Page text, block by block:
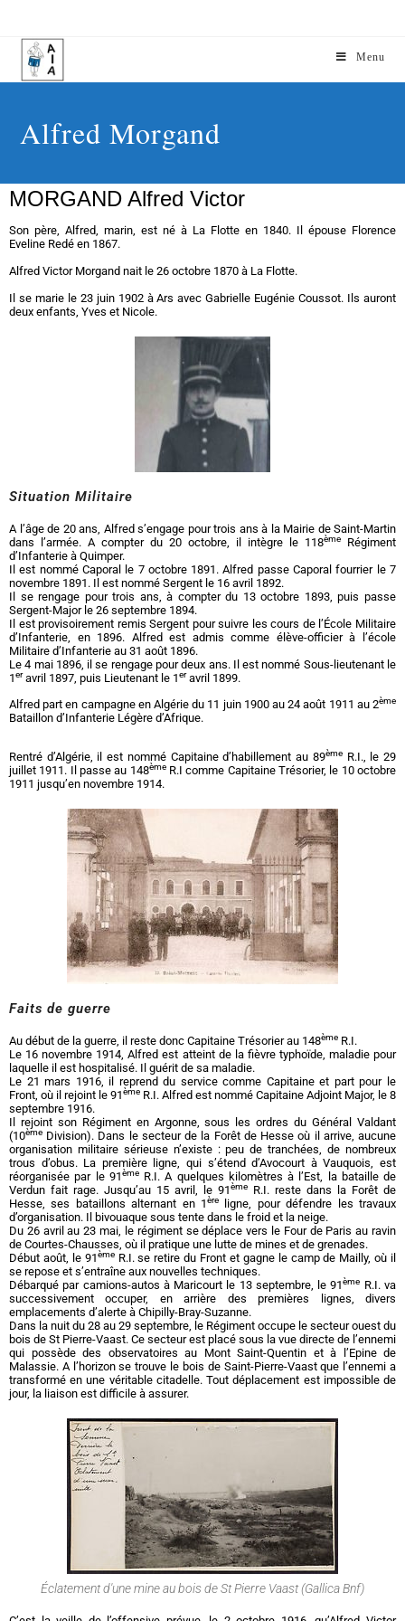
Menu
Alfred Morgand
MORGAND Alfred Victor
Son père, Alfred, marin, est né à La Flotte en 1840. Il épouse Florence
Eveline Redé en 1867.
Alfred Victor Morgand nait le 26 octobre 1870 à La Flotte.
Il se marie le 23 juin 1902 à Ars avec Gabrielle Eugénie Coussot. Ils auront
deux enfants, Yves et Nicole.
Situation Militaire
A l’âge de 20 ans, Alfred s’engage pour trois ans à la Mairie de Saint-Martin
dans l’armée. A compter du 20 octobre, il intègre le 118ème
Régiment
d’Infanterie à Quimper.
Il est nommé Caporal le 7 octobre 1891. Alfred passe Caporal fourrier le 7
novembre 1891. Il est nommé Sergent le 16 avril 1892.
Il se rengage pour trois ans, à compter du 13 octobre 1893, puis passe
Sergent-Major le 26 septembre 1894.
Il est provisoirement remis Sergent pour suivre les cours de l’École Militaire
d’Infanterie, en 1896. Alfred est admis comme élève-officier à l’école
Militaire d’Infanterie au 31 août 1896.
Le 4 mai 1896, il se rengage pour deux ans. Il est nommé Sous-lieutenant le
1eravril 1897, puis Lieutenant le 1eravril 1899.
Alfred part en campagne en Algérie du 11 juin 1900 au 24 août 1911 au 2ème
Bataillon d’Infanterie Légère d’Afrique.
Rentré d’Algérie, il est nommé Capitaine d’habillement au 89èmeR.I., le 29
juillet 1911. Il passe au 148èmeR.I comme Capitaine Trésorier, le 10 octobre
1911 jusqu’en novembre 1914.
Faits de guerre
Au début de la guerre, il reste donc Capitaine Trésorier au 148ème R.I.
Le 16 novembre 1914, Alfred est atteint de la fièvre typhoïde, maladie pour
laquelle il est hospitalisé. Il guérit de sa maladie.
Le 21 mars 1916, il reprend du service comme Capitaine et part pour le
Front, où il rejoint le 91ème R.I. Alfred est nommé Capitaine Adjoint Major, le 8
septembre 1916.
Il rejoint son Régiment en Argonne, sous les ordres du Général Valdant
(10ème Division). Dans le secteur de la Forêt de Hesse où il arrive, aucune
organisation militaire sérieuse n’existe : peu de tranchées, de nombreux
trous d’obus. La première ligne, qui s’étend d’Avocourt à Vauquois, est
réorganisée par le 91èmeR.I. A quelques kilomètres à l’Est, la bataille de
Verdun fait rage. Jusqu’au 15 avril, le 91ème
R.I. reste dans la Forêt de
Hesse, ses bataillons alternant en 1ère
ligne, pour défendre les travaux
d’organisation. Il bivouaque sous tente dans le froid et la neige.
Du 26 avril au 23 mai, le régiment se déplace vers le Four de Paris au ravin
de Courtes-Chausses, où il pratique une lutte de mines et de grenades.
Début août, le 91èmeR.I. se retire du Front et gagne le camp de Mailly, où il
se repose et s’entraîne aux nouvelles techniques.
Débarqué par camions-autos à Maricourt le 13 septembre, le 91ème R.I. va
successivement occuper, en arrière des premières lignes, divers
emplacements d’alerte à Chipilly-Bray-Suzanne.
Dans la nuit du 28 au 29 septembre, le Régiment occupe le secteur ouest du
bois de St Pierre-Vaast. Ce secteur est placé sous la vue directe de l’ennemi
qui possède des observatoires au Mont Saint-Quentin et à l’Epine de
Malassie. A l’horizon se trouve le bois de Saint-Pierre-Vaast que l’ennemi a
transformé en une véritable citadelle. Tout déplacement est impossible de
jour, la liaison est difficile à assurer.
Éclatement d'une mine au bois de St Pierre Vaast (Gallica Bnf)